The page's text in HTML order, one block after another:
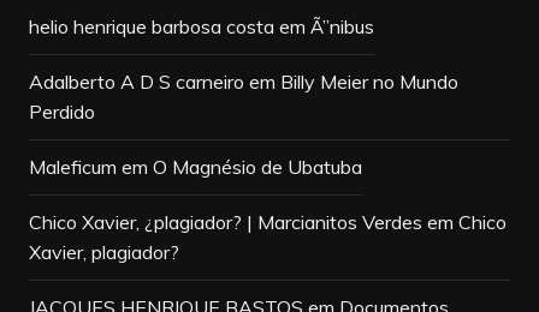
helio henrique barbosa costa em Ã”nibus
Adalberto A D S carneiro em Billy Meier no Mundo
Perdido
Maleficum em O Magnésio de Ubatuba
Chico Xavier, ¿plagiador? | Marcianitos Verdes em Chico
Xavier, plagiador?